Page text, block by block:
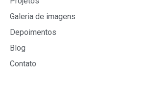
Galeria de imagens
Depoimentos
Blog
Contato